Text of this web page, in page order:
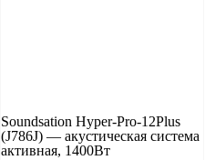
Soundsation Hyper-Pro-12Plus
(J786J) — акустическая система
активная, 1400Вт